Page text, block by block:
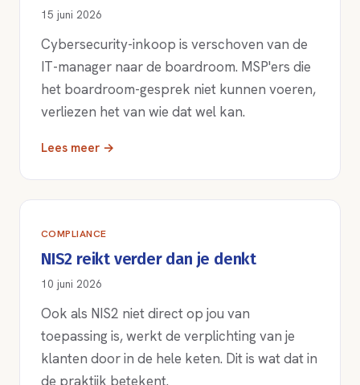
15 juni 2026
Cybersecurity-inkoop is verschoven van de
IT-manager naar de boardroom. MSP'ers die
het boardroom-gesprek niet kunnen voeren,
verliezen het van wie dat wel kan.
Lees meer →
COMPLIANCE
NIS2 reikt verder dan je denkt
10 juni 2026
Ook als NIS2 niet direct op jou van
toepassing is, werkt de verplichting van je
klanten door in de hele keten. Dit is wat dat in
de praktijk betekent.